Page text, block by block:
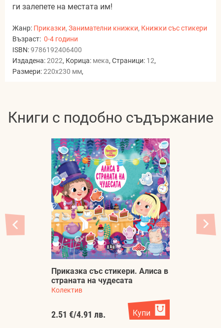
ги залепете на местата им!
Жанр: Приказки, Занимателни книжки, Книжки със стикери
Възраст: 0-4 години
ISBN:9786192406400
Издадена:2022, Корица: мека, Страници: 12,
Размери:220x230 мм,
Книги с подобно съдържание
Приказка със стикери. Алиса в
страната на чудесата
Колектив
2.51 €/4.91 лв. Купи